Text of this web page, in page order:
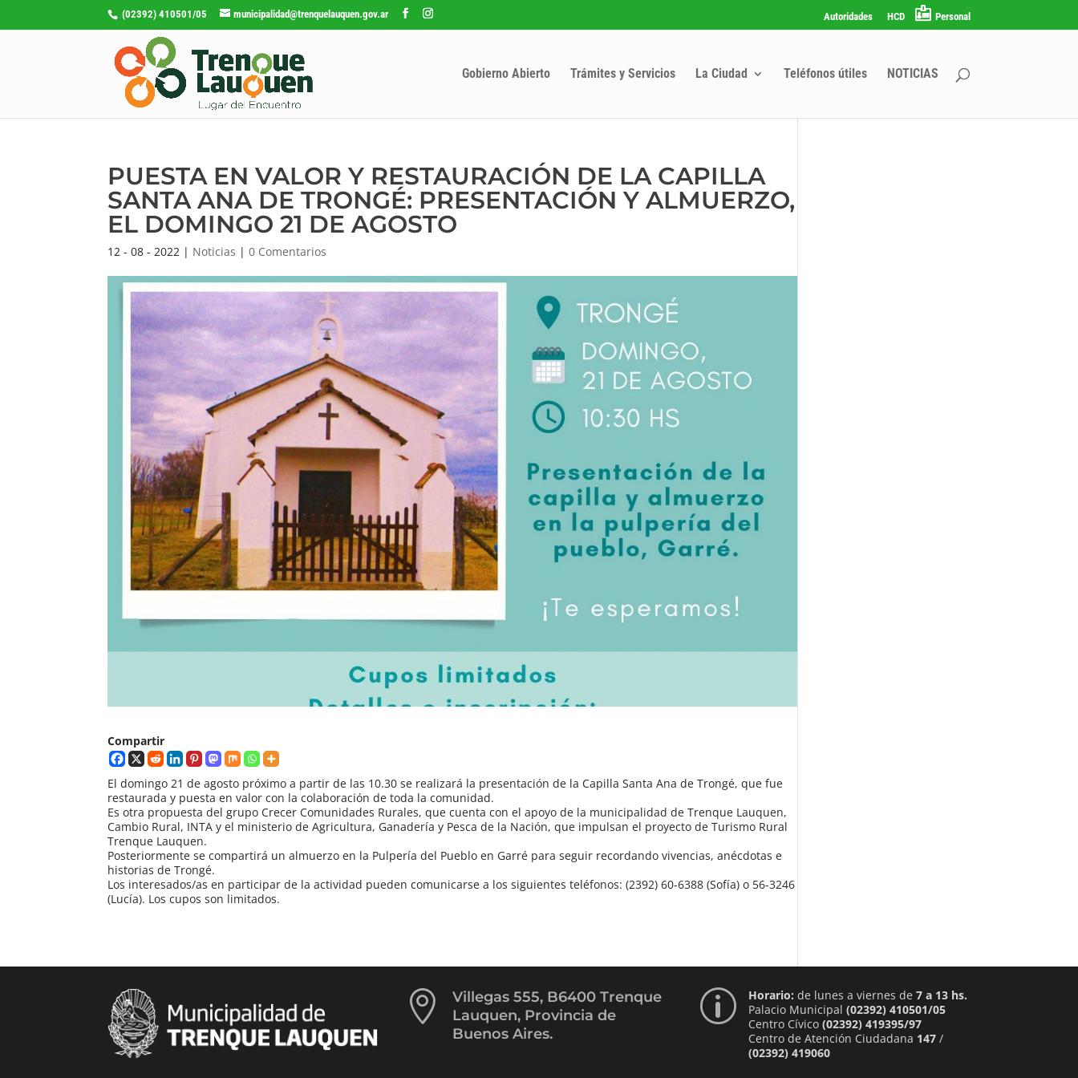
(02392) 410501/05 municipalidad@trenquelauquen.gov.ar Autoridades HCD Personal
Gobierno Abierto Trámites y Servicios La Ciudad Teléfonos útiles NOTICIAS
PUESTA EN VALOR Y RESTAURACIÓN DE LA CAPILLA
SANTA ANA DE TRONGÉ: PRESENTACIÓN Y ALMUERZO,
EL DOMINGO 21 DE AGOSTO
12 - 08 - 2022 | Noticias |0 Comentarios
Compartir
El domingo 21 de agosto próximo a partir de las 10.30 se realizará la presentación de la Capilla Santa Ana de Trongé, que fue
restaurada y puesta en valor con la colaboración de toda la comunidad.
Es otra propuesta del grupo Crecer Comunidades Rurales, que cuenta con el apoyo de la municipalidad de Trenque Lauquen,
Cambio Rural, INTA y el ministerio de Agricultura, Ganadería y Pesca de la Nación, que impulsan el proyecto de Turismo Rural
Trenque Lauquen.
Posteriormente se compartirá un almuerzo en la Pulpería del Pueblo en Garré para seguir recordando vivencias, anécdotas e
historias de Trongé.
Los interesados/as en participar de la actividad pueden comunicarse a los siguientes teléfonos: (2392) 60-6388 (Sofía) o 56-3246
(Lucía). Los cupos son limitados.

Villegas 555, B6400 Trenque
Lauquen, Provincia de
Buenos Aires.
p Horario: de lunes a viernes de 7 a 13 hs.
Palacio Municipal (02392) 410501/05
Centro Cívico (02392) 419395/97
Centro de Atención Ciudadana 147/
(02392) 419060